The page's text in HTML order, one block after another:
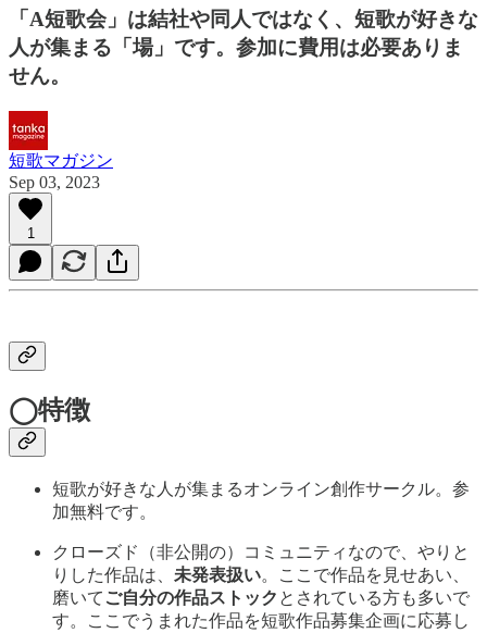
「A短歌会」は結社や同人ではなく、短歌が好きな
人が集まる「場」です。参加に費用は必要ありま
せん。
短歌マガジン
Sep 03, 2023
1
◯特徴
短歌が好きな人が集まるオンライン創作サークル。参
加無料です。
クローズド（非公開の）コミュニティなので、やりと
りした作品は、 未発表扱い。ここで作品を見せあい、
磨いて ご自分の作品ストック とされている方も多いで
す。ここでうまれた作品を短歌作品募集企画に応募し